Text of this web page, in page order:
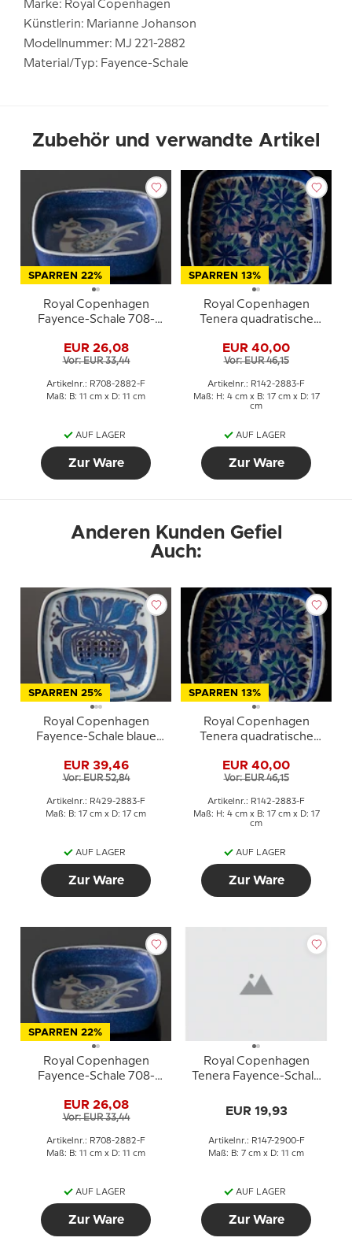
Marke: Royal Copenhagen
Künstlerin: Marianne Johanson
Modellnummer: MJ 221-2882
Material/Typ: Fayence-Schale
Zubehör und verwandte Artikel
SPARREN 22%
Royal Copenhagen
Fayence-Schale 708-
EUR 26,08
Vor: EUR 33,44
Artikelnr.: R708-2882-F
Maß: B: 11 cm x D: 11 cm
AUF LAGER
Zur Ware
SPARREN 13%
Royal Copenhagen
Tenera quadratische
Johanson MJ
EUR 40,00
Vor: EUR 46,15
Artikelnr.: R142-2883-F
Maß: H: 4 cm x B: 17 cm x D: 17
cm
AUF LAGER
Zur Ware
Anderen Kunden Gefiel
Auch:
SPARREN 25%
Royal Copenhagen
Fayence-Schale blaue
Johanson
EUR 39,46
Vor: EUR 52,84
Artikelnr.: R429-2883-F
Maß: B: 17 cm x D: 17 cm
AUF LAGER
Zur Ware
SPARREN 13%
Royal Copenhagen
Tenera quadratische
Johanson MJ
EUR 40,00
Vor: EUR 46,15
Artikelnr.: R142-2883-F
Maß: H: 4 cm x B: 17 cm x D: 17
cm
AUF LAGER
Zur Ware
SPARREN 22%
Royal Copenhagen
Fayence-Schale 708-
EUR 26,08
Vor: EUR 33,44
Artikelnr.: R708-2882-F
Maß: B: 11 cm x D: 11 cm
AUF LAGER
Zur Ware
Royal Copenhagen
Tenera Fayence-Schale
Johanson 147-2900
EUR 19,93
Artikelnr.: R147-2900-F
Maß: B: 7 cm x D: 11 cm
AUF LAGER
Zur Ware